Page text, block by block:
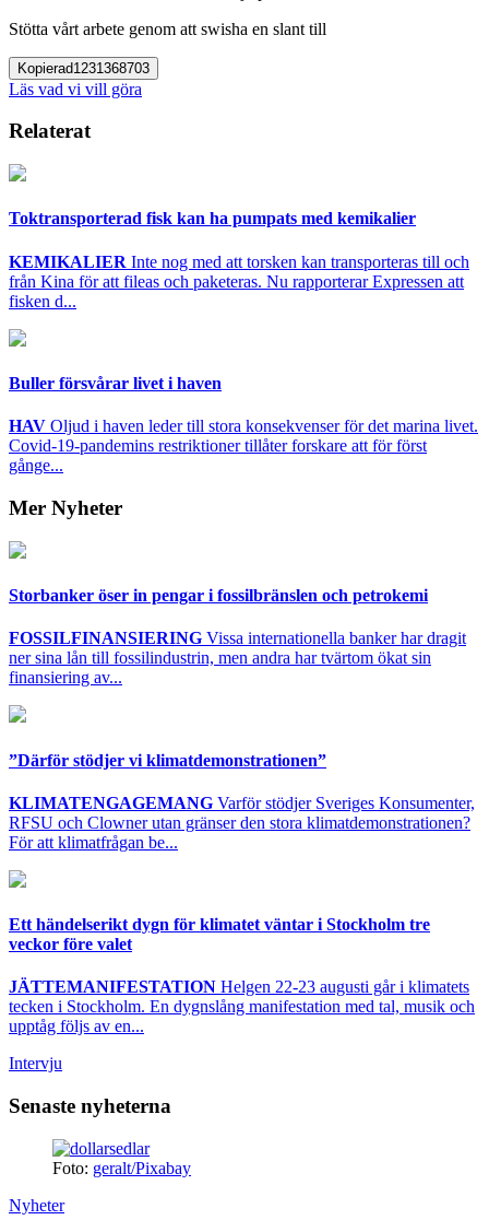
Stötta vårt arbete genom att swisha en slant till
Kopierad1231368703
Läs vad vi vill göra
Relaterat
Toktransporterad fisk kan ha pumpats med kemikalier
KEMIKALIER Inte nog med att torsken kan transporteras till och
från Kina för att fileas och paketeras. Nu rapporterar Expressen att
fisken d...
Buller försvårar livet i haven
HAV Oljud i haven leder till stora konsekvenser för det marina livet.
Covid-19-pandemins restriktioner tillåter forskare att för först
gånge...
Mer Nyheter
Storbanker öser in pengar i fossilbränslen och petrokemi
FOSSILFINANSIERING Vissa internationella banker har dragit
ner sina lån till fossilindustrin, men andra har tvärtom ökat sin
finansiering av...
”Därför stödjer vi klimatdemonstrationen”
KLIMATENGAGEMANG Varför stödjer Sveriges Konsumenter,
RFSU och Clowner utan gränser den stora klimatdemonstrationen?
För att klimatfrågan be...
Ett händelserikt dygn för klimatet väntar i Stockholm tre
veckor före valet
JÄTTEMANIFESTATION Helgen 22-23 augusti går i klimatets
tecken i Stockholm. En dygnslång manifestation med tal, musik och
upptåg följs av en...
Intervju
Senaste nyheterna
Foto: geralt/Pixabay
Nyheter